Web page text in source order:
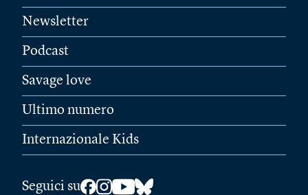
Newsletter
Podcast
Savage love
Ultimo numero
Internazionale Kids
Seguici su